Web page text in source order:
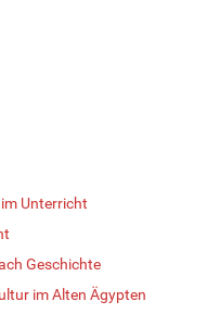
Unterricht
Geschichte
im Alten Ägypten